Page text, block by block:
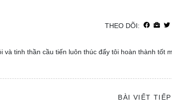
THEO DÕI:
tinh thần cầu tiến luôn thúc đẩy tôi hoàn thành tốt
BÀI VIẾT